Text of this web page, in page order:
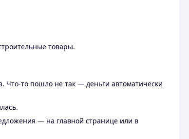
товары.
Что-то пошло не так — деньги автоматически
— на главной странице или в